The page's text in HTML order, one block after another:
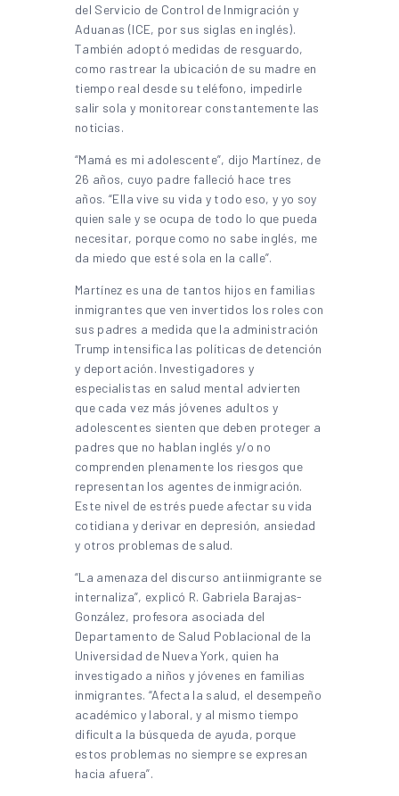
del Servicio de Control de Inmigración y
Aduanas (ICE, por sus siglas en inglés).
También adoptó medidas de resguardo,
como rastrear la ubicación de su madre en
tiempo real desde su teléfono, impedirle
salir sola y monitorear constantemente las
noticias.
“Mamá es mi adolescente”, dijo Martínez, de
26 años, cuyo padre falleció hace tres
años. “Ella vive su vida y todo eso, y yo soy
quien sale y se ocupa de todo lo que pueda
necesitar, porque como no sabe inglés, me
da miedo que esté sola en la calle”.
Martínez es una de tantos hijos en familias
inmigrantes que ven invertidos los roles con
sus padres a medida que la administración
Trump intensifica las políticas de detención
y deportación. Investigadores y
especialistas en salud mental advierten
que cada vez más jóvenes adultos y
adolescentes sienten que deben proteger a
padres que no hablan inglés y/o no
comprenden plenamente los riesgos que
representan los agentes de inmigración.
Este nivel de estrés puede afectar su vida
cotidiana y derivar en depresión, ansiedad
y otros problemas de salud.
“La amenaza del discurso antiinmigrante se
internaliza”, explicó R. Gabriela Barajas-
González, profesora asociada del
Departamento de Salud Poblacional de la
Universidad de Nueva York, quien ha
investigado a niños y jóvenes en familias
inmigrantes. “Afecta la salud, el desempeño
académico y laboral, y al mismo tiempo
dificulta la búsqueda de ayuda, porque
estos problemas no siempre se expresan
hacia afuera”.